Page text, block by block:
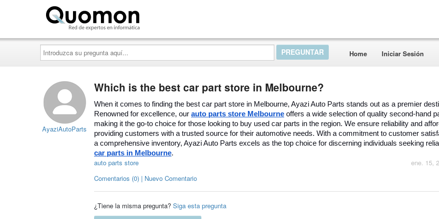
Introduzca
su
pregunta
aquí...
Home Iniciar Sesión
AyaziAutoParts
Which is the best car part store in Melbourne?
When it comes to finding the best car part store in Melbourne, Ayazi Auto Parts stands out as a premier
Renowned for excellence, our auto parts store Melbourneoffers a wide selection of quality second-hand
making it the go-to choice for those looking to buy used car parts in the region. We ensure reliability and
providing customers with a trusted source for their automotive needs. With a commitment to customer
a comprehensive inventory, Ayazi Auto Parts excels as the top choice for discerning individuals seeking
car parts in Melbourne.
ene. 15,
auto parts store
Comentarios (0) | Nuevo Comentario
¿Tiene la misma pregunta? Siga esta pregunta